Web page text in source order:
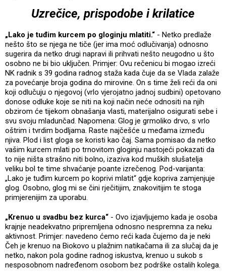
Uzrečice, prispodobe i krilatice
„Lako je tuđim kurcem po gloginju mlatiti.“ - Netko predlaže
nešto što se njega ne tiče (jer ima moć odlučivanja) odnosno
sugerira da netko drugi napravi ili prihvati nešto neugodno u što
osobno ne bi bio uključen. Primjer: Ovu rečenicu bi mogao izreći
NK radnik s 39 godina radnog staža kada čuje da se Vlada zalaže
za povećanje broja godina do mirovine. On s time želi reći da oni
koji odlučuju o njegovoj (vrlo vjerojatno jadnoj sudbini) opetovano
donose odluke koje se niti na koji način neće odnositi na njih
obzirom će tijekom obnašanja vlasti, materijalno osigurati sebe i
svu svoju mladunčad. Napomena: Glog je grmoliko drvo, s vrlo
oštrim i tvrdim bodljama. Raste najčešće u međama između
njiva. Plod i list gloga se koristi kao čaj. Sama pomisao da netko
vašim kurcem mlati po trnovitom gloginju nastojeći pokazati da
to nije ništa strašno niti bolno, izaziva kod muških slušatelja
veliku bol te time shvaćanje poante izrečenog. Pod-varijanta:
„Lako je tuđim kurcem po koprivi mlatit“ gdje kopriva zamjenjuje
glog. Osobno, glog mi se čini rječitijim, znakovitijim te stoga
primjerenijim za uporabu.
„Krenuo u svadbu bez kurca“ - Ovo izjavljujemo kada je osoba
krajnje neadekvatno pripremljena odnosno nespremna za neku
aktivnost. Primjer: navedeno ćemo reći kada čujemo da je neki
Čeh je krenuo na Biokovo u plažnim natikačama ili za slučaj da je
netko, nakon pola godine radnog iskustva, krenuo u sukob s
nesposobnom nadređenom osobom bez podrške ostalih kolega.